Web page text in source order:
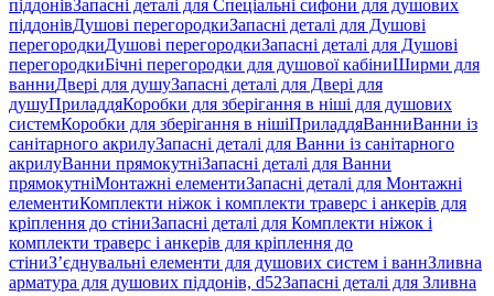
піддонівЗапасні деталі для Спеціальні сифони для душових
піддонівДушові перегородкиЗапасні деталі для Душові
перегородкиДушові перегородкиЗапасні деталі для Душові
перегородкиБічні перегородки для душової кабіниШирми для
ванниДвері для душуЗапасні деталі для Двері для
душуПриладдяКоробки для зберігання в ніші для душових
системКоробки для зберігання в нішіПриладдяВанниВанни із
санітарного акрилуЗапасні деталі для Ванни із санітарного
акрилуВанни прямокутніЗапасні деталі для Ванни
прямокутніМонтажні елементиЗапасні деталі для Монтажні
елементиКомплекти ніжок і комплекти траверс і анкерів для
кріплення до стіниЗапасні деталі для Комплекти ніжок і
комплекти траверс і анкерів для кріплення до
стіниЗ’єднувальні елементи для душових систем і ваннЗливна
арматура для душових піддонів, d52Запасні деталі для Зливна